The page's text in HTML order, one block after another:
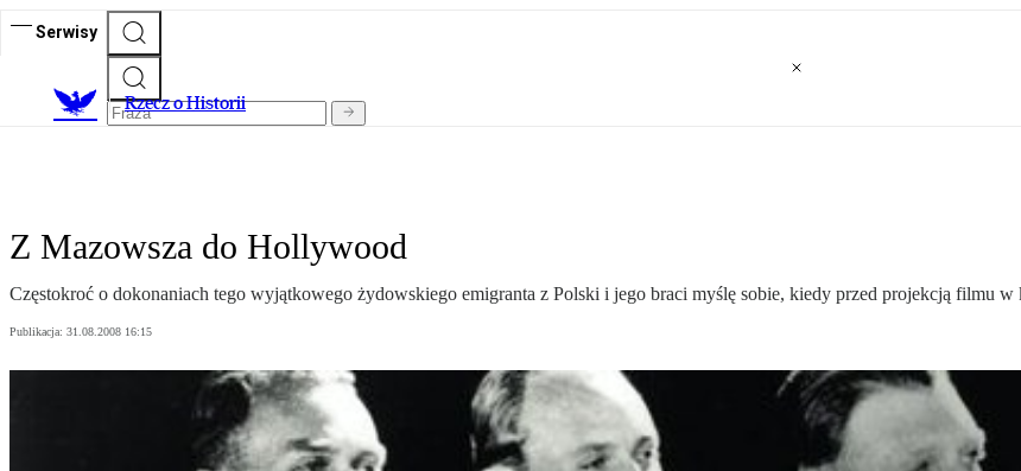
Serwisy
Rzecz o Historii
Z Mazowsza do Hollywood
Częstokroć o dokonaniach tego wyjątkowego żydowskiego emigranta z Polski i jego braci myślę sobie, kiedy przed projekcją filmu
Publikacja: 31.08.2008 16:15